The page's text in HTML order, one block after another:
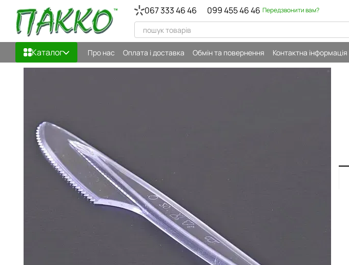
Перейти до основного контенту 067 333 46 46 099 455 46 46 Передзвонити вам?
Каталог Про нас Оплата і доставка Обмін та повернення Контактна інформація